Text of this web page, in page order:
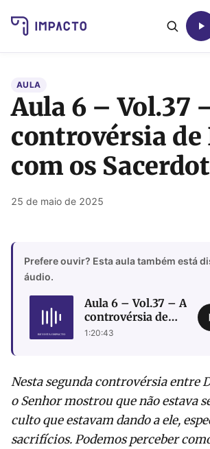
AULA
Aula 6 – Vol.37
controvérsia de
com os
25 de maio de 2025
Prefere ouvir? Esta aula também está
áudio.
Aula 6 – Vol.37 – A
controvérsia de
Deus com os
1:20:43
Nesta segunda controvérsia entre
o Senhor mostrou que não estava
culto que estavam dando a ele,
sacrifícios. Podemos perceber